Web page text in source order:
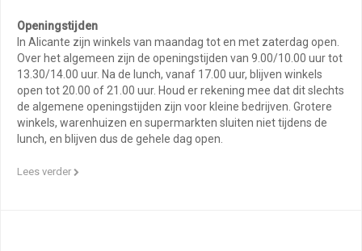
Openingstijden
In Alicante zijn winkels van maandag tot en met zaterdag open.
Over het algemeen zijn de openingstijden van 9.00/10.00 uur tot
13.30/14.00 uur. Na de lunch, vanaf 17.00 uur, blijven winkels
open tot 20.00 of 21.00 uur. Houd er rekening mee dat dit slechts
de algemene openingstijden zijn voor kleine bedrijven. Grotere
winkels, warenhuizen en supermarkten sluiten niet tijdens de
lunch, en blijven dus de gehele dag open.
Lees verder